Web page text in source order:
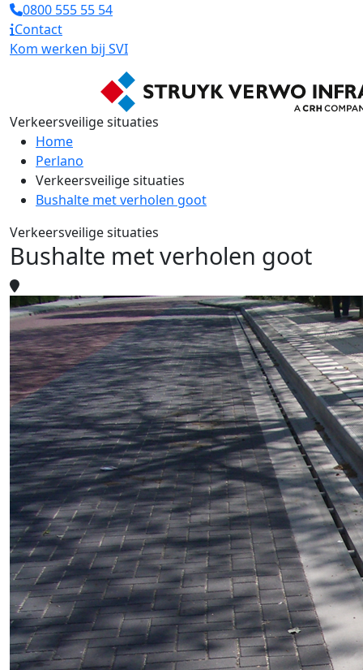
0800 555 55 54
Contact
Kom werken bij SVI
Verkeersveilige situaties
Home
Perlano
Verkeersveilige situaties
Bushalte met verholen goot
Verkeersveilige situaties
Bushalte met verholen goot